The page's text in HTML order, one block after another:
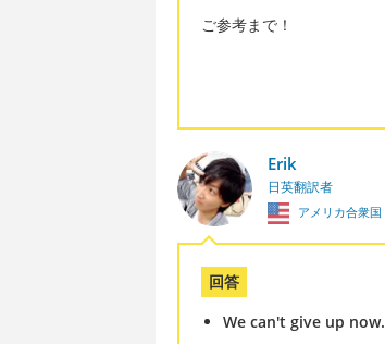
ご参考まで！
Erik
日英翻訳者
アメリカ合衆国
回答
We can't give up now.